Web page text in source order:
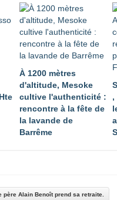
À 1200 mètres
d'altitude, Mesoke
cultive l'authenticité :
rencontre à la fête de
la lavande de
Barrême
,
père Alain Benoît prend sa retraite.